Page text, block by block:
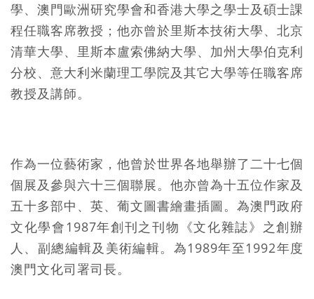
學、澳門歐洲研究學會和香港大學之學士及碩士課
程任職客席教授；他亦曾於里斯本技術大學、北京
清華大學、里斯本盧索佛納大學、加州大學伯克利
分校、意大利米蘭理工學院及其它大學等任職客席
教授及講師。
作為一位藝術家，他曾於世界各地舉辦了二十七個
個展及參與六十三個聯展。他亦曾為十五位作家及
五十多部中、英、葡文圖書繪畫插圖。為澳門政府
文化學會1987年創刊之刊物《文化雜誌》之創辦
人、副總編輯及美術編輯。為1989年至1992年度
澳門文化司署司長。